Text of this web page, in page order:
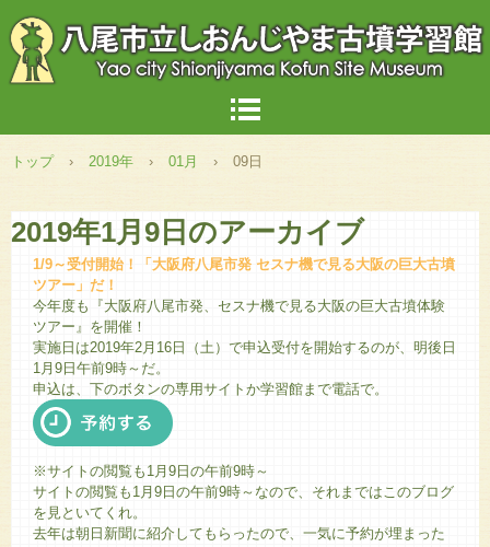
トップ › 2019年 › 01月 › 09日
2019年1月9日 のアーカイブ
1/9～受付開始！「大阪府八尾市発 セスナ機で見る大阪の巨大古墳
ツアー」だ！
今年度も『大阪府八尾市発、セスナ機で見る大阪の巨大古墳体験
ツアー』を開催！
実施日は2019年2月16日（土）で申込受付を開始するのが、明後日
1月9日午前9時～だ。
申込は、下のボタンの専用サイトか学習館まで電話で。
※サイトの閲覧も1月9日の午前9時～
サイトの閲覧も1月9日の午前9時～なので、それまではこのブログ
を見といてくれ。
去年は朝日新聞に紹介してもらったので、一気に予約が埋まった